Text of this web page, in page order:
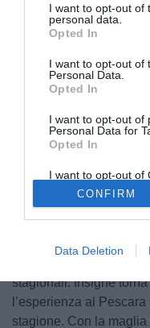
I want to opt-out of
personal data.
Opted In
I want to opt-out of
Personal Data.
Opted In
I want to opt-out of
Personal Data for
Opted In
I want to opt-out of
Retention, Sale,
Personal Data that
Purposes for which
Opted Out
CONFIRM
Data Deletion
© foto di Matteo Gribaudi/
Lorenzo Insigne
L’ex Napoli è infatti
per firmare con il club
Per il classe 1991 è
opzione per
stagionali. Insigne
l’esperienza al
stagione. Con la